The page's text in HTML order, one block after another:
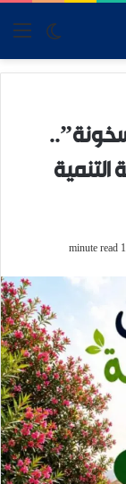
skin
التنمية